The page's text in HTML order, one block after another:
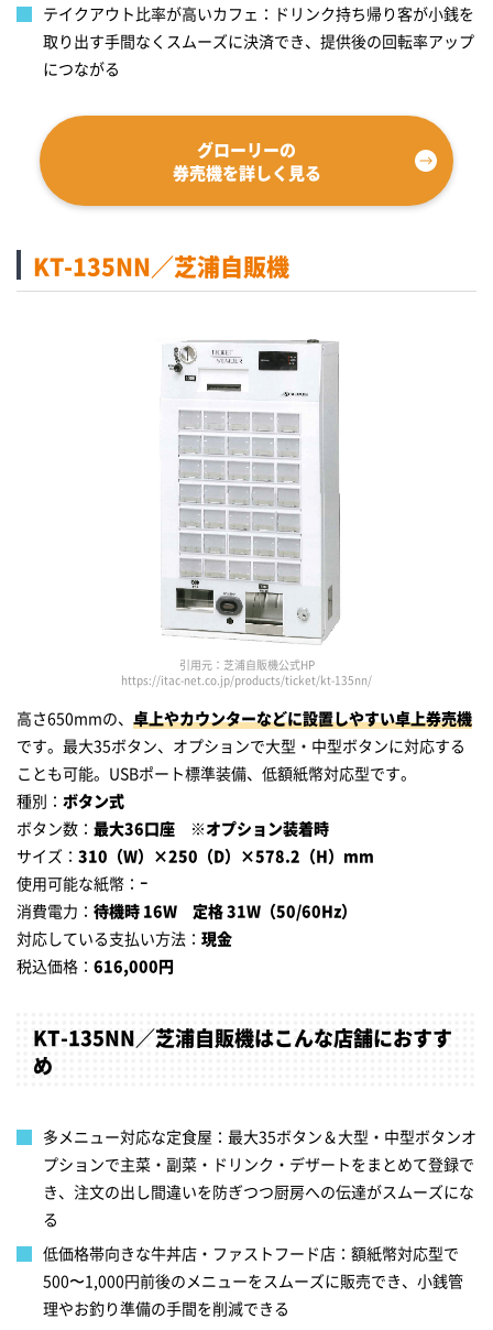
テイクアウト比率が高いカフェ：ドリンク持ち帰り客が小銭を
取り出す手間なくスムーズに決済でき、提供後の回転率アップ
につながる
グローリーの
券売機を詳しく見る
KT-135NN／芝浦自販機
引用元：芝浦自販機公式HP
https://itac-net.co.jp/products/ticket/kt-135nn/
高さ650mmの、 卓上やカウンターなどに設置しやすい卓上券売機
です。最大35ボタン、オプションで大型・中型ボタンに対応する
ことも可能。USBポート標準装備、低額紙幣対応型です。
種別： ボタン式
ボタン数： 最大36口座 ※オプション装着時
サイズ： 310（W）×250（D）×578.2（H）mm
使用可能な紙幣： ｰ
消費電力： 待機時 16W 定格 31W（50/60Hz）
対応している支払い方法： 現金
税込価格： 616,000円
KT-135NN／芝浦自販機はこんな店舗におすす
め
多メニュー対応な定食屋：最大35ボタン＆大型・中型ボタンオ
プションで主菜・副菜・ドリンク・デザートをまとめて登録で
き、注文の出し間違いを防ぎつつ厨房への伝達がスムーズにな
る
低価格帯向きな牛丼店・ファストフード店：額紙幣対応型で
500〜1,000円前後のメニューをスムーズに販売でき、小銭管
理やお釣り準備の手間を削減できる